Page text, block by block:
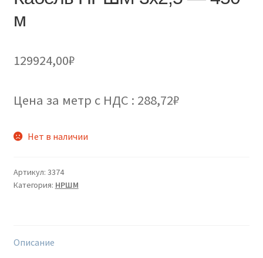
м
129924,00₽
Цена за метр с НДС : 288,72₽
Нет в наличии
Артикул: 3374
Категория: НРШМ
Описание